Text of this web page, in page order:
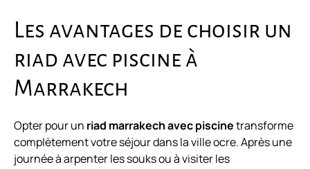
Les avantages de choisir un
riad avec piscine à
Marrakech
Opter pour un riad marrakech avec piscinetransforme
complètement votre séjour dans la ville ocre. Après une
journée à arpenter les souks ou à visiter les